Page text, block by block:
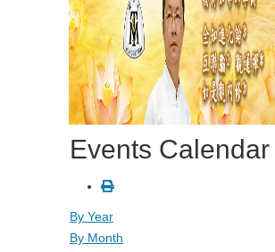
Events Calendar
By Year
By Month